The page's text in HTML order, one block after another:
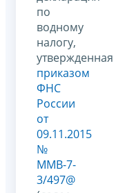
по
водному
налогу,
утвержденная
приказом
ФНС
России
от
09.11.2015
№
ММВ-7-
3/497@